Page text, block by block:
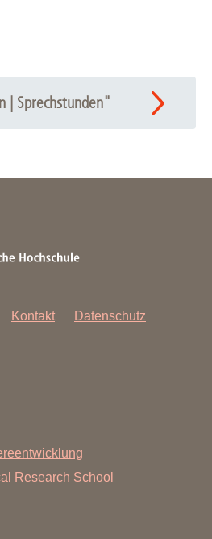
| Sprechstunden"
Kontakt
Datenschutz
Research School